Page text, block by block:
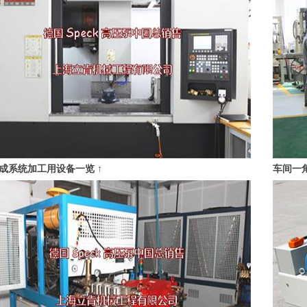
系统加工用设备一览 ↑ 车间一